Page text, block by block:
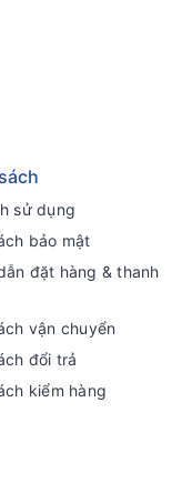
sử dụng
bảo mật
đặt hàng & thanh
vận chuyển
đổi trả
kiểm hàng